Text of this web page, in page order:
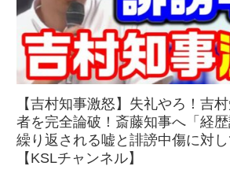
【吉村知事激怒】失礼やろ！吉
者を完全論破！斎藤知事へ「経歴
繰り返される嘘と誹謗中傷に対
【KSLチャンネル】